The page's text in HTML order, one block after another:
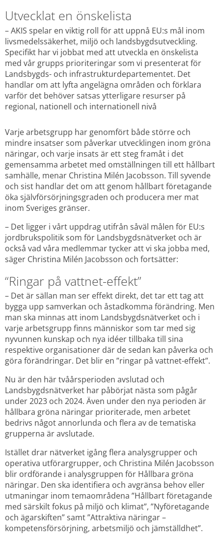
Utvecklat en önskelista
– AKIS spelar en viktig roll för att uppnå EU:s mål inom
livsmedelssäkerhet, miljö och landsbygdsutveckling.
Specifikt har vi jobbat med att utveckla en önskelista
med vår grupps prioriteringar som vi presenterat för
Landsbygds- och infrastrukturdepartementet. Det
handlar om att lyfta angelägna områden och förklara
varför det behöver satsas ytterligare resurser på
regional, nationell och internationell nivå
Varje arbetsgrupp har genomfört både större och
mindre insatser som påverkar utvecklingen inom gröna
näringar, och varje insats är ett steg framåt i det
gemensamma arbetet med omställningen till ett hållbart
samhälle, menar Christina Milén Jacobsson. Till syvende
och sist handlar det om att genom hållbart företagande
öka självförsörjningsgraden och producera mer mat
inom Sveriges gränser.
– Det ligger i vårt uppdrag utifrån såväl målen för EU:s
jordbrukspolitik som för Landsbygdsnätverket och är
också vad våra medlemmar tycker att vi ska jobba med,
säger Christina Milén Jacobsson och fortsätter:
“Ringar på vattnet-effekt”
– Det är sällan man ser effekt direkt, det tar ett tag att
bygga upp samverkan och åstadkomma förändring. Men
man ska minnas att inom Landsbygdsnätverket och i
varje arbetsgrupp finns människor som tar med sig
nyvunnen kunskap och nya idéer tillbaka till sina
respektive organisationer där de sedan kan påverka och
göra förändringar. Det blir en ”ringar på vattnet-effekt”.
Nu är den här tvåårsperioden avslutad och
Landsbygdsnätverket har påbörjat nästa som pågår
under 2023 och 2024. Även under den nya perioden är
hållbara gröna näringar prioriterade, men arbetet
bedrivs något annorlunda och flera av de tematiska
grupperna är avslutade.
Istället drar nätverket igång flera analysgrupper och
operativa utförargrupper, och Christina Milén Jacobsson
blir ordförande i analysgruppen för Hållbara gröna
näringar. Den ska identifiera och avgränsa behov eller
utmaningar inom temaområdena ”Hållbart företagande
med särskilt fokus på miljö och klimat”, ”Nyföretagande
och ägarskiften” samt ”Attraktiva näringar –
kompetensförsörjning, arbetsmiljö och jämställdhet”.